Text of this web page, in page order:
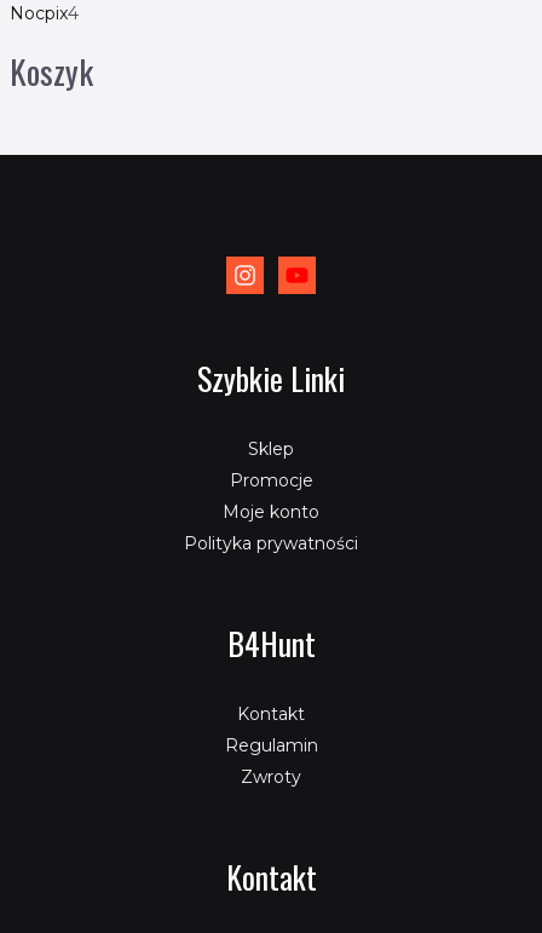
Nocpix4
Koszyk
Szybkie Linki
Sklep
Promocje
Moje konto
Polityka prywatności
B4Hunt
Kontakt
Regulamin
Zwroty
Kontakt